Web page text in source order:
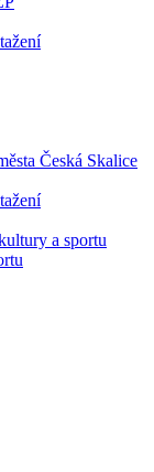
Česká Skalice
a sportu